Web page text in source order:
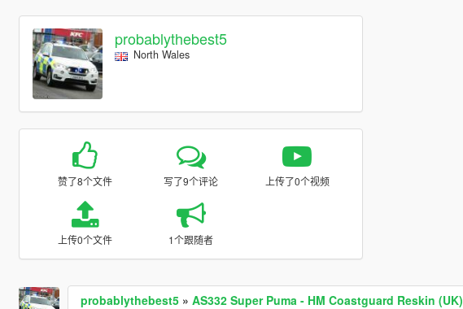
probablythebest5
North Wales
赞了8个文件 写了9个评论 上传了0个视频
上传0个文件 1个跟随者
probablythebest5» AS332 Super Puma - HM Coastguard Reskin (UK)